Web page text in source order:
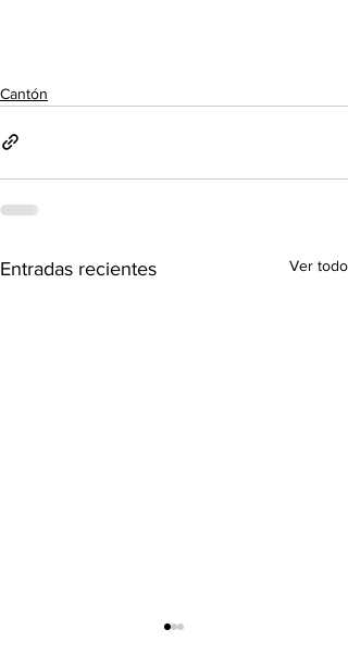
Cantón
Entradas recientes Ver todo